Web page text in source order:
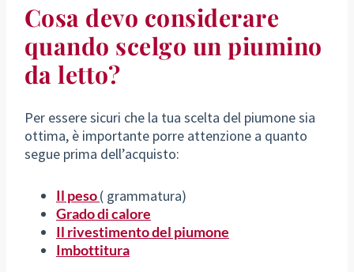
Cosa devo considerare
quando scelgo un piumino
da letto?
Per essere sicuri che la tua scelta del piumone sia
ottima, è importante porre attenzione a quanto
segue prima dell’acquisto:
Il peso( grammatura)
Grado di calore
Il rivestimentodel piumone
Imbottitura